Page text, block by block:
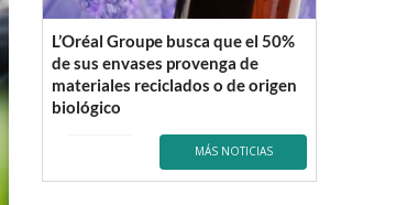
L’Oréal Groupe busca que el 50%
de sus envases provenga de
materiales reciclados o de origen
biológico
MÁS NOTICIAS